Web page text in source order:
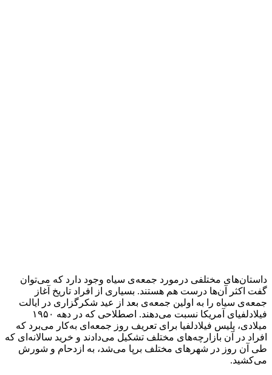
داستان‌های مختلفی درمورد جمعه‌ی سیاه وجود دارد که می‌توان
گفت اکثر آن‌ها درست هم هستند. بسیاری از افراد تاریخ آغاز
جمعه‌ی سیاه را به اولین جمعه‌ی بعد از عید شکرگزاری در ایالت
فیلادلفیای آمریکا نسبت می‌دهند. اصطلاحی که در دهه ۱۹۵۰
میلادی، پلیس فیلادلفیا برای تعریف روز جمعه‌ای به‌کار می‌برد که
افراد در آن بازارچه‌های مختلف تشکیل می‌دادند و خرید سالانه‌ای که
طی آن روز در شهرهای مختلف برپا می‌شد، به ازدحام و شورش
می‌کشید.